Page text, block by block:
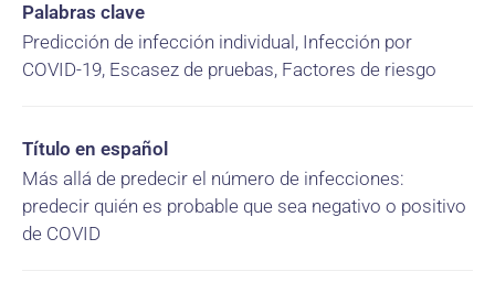
Palabras clave
Predicción de infección individual, Infección por
COVID-19, Escasez de pruebas, Factores de riesgo
Título en español
Más allá de predecir el número de infecciones:
predecir quién es probable que sea negativo o positivo
de COVID